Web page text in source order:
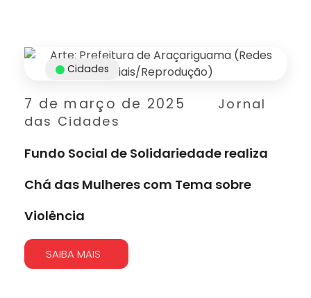
7 de março de 2025
Jornal
das Cidades
Cidades
Fundo Social de Solidariedade realiza
Chá das Mulheres com Tema sobre
Violência
SAIBA MAIS